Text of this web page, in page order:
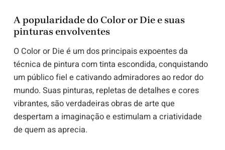
A popularidade do Color or Die e suas
pinturas envolventes
O Color or Die é um dos principais expoentes da
técnica de pintura com tinta escondida, conquistando
um público fiel e cativando admiradores ao redor do
mundo. Suas pinturas, repletas de detalhes e cores
vibrantes, são verdadeiras obras de arte que
despertam a imaginação e estimulam a criatividade
de quem as aprecia.